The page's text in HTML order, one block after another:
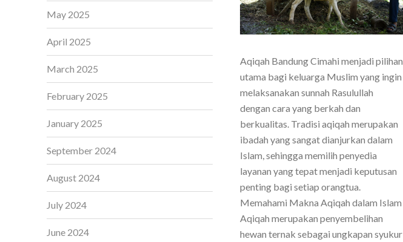
Aqiqah Bandung Cimahi menjadi pilihan
utama bagi keluarga Muslim yang ingin
melaksanakan sunnah Rasulullah
dengan cara yang berkah dan
berkualitas. Tradisi aqiqah merupakan
ibadah yang sangat dianjurkan dalam
Islam, sehingga memilih penyedia
layanan yang tepat menjadi keputusan
penting bagi setiap orangtua.
Memahami Makna Aqiqah dalam Islam
Aqiqah merupakan penyembelihan
hewan ternak sebagai ungkapan syukur
May 2025
April 2025
March 2025
February 2025
January 2025
September 2024
August 2024
July 2024
June 2024